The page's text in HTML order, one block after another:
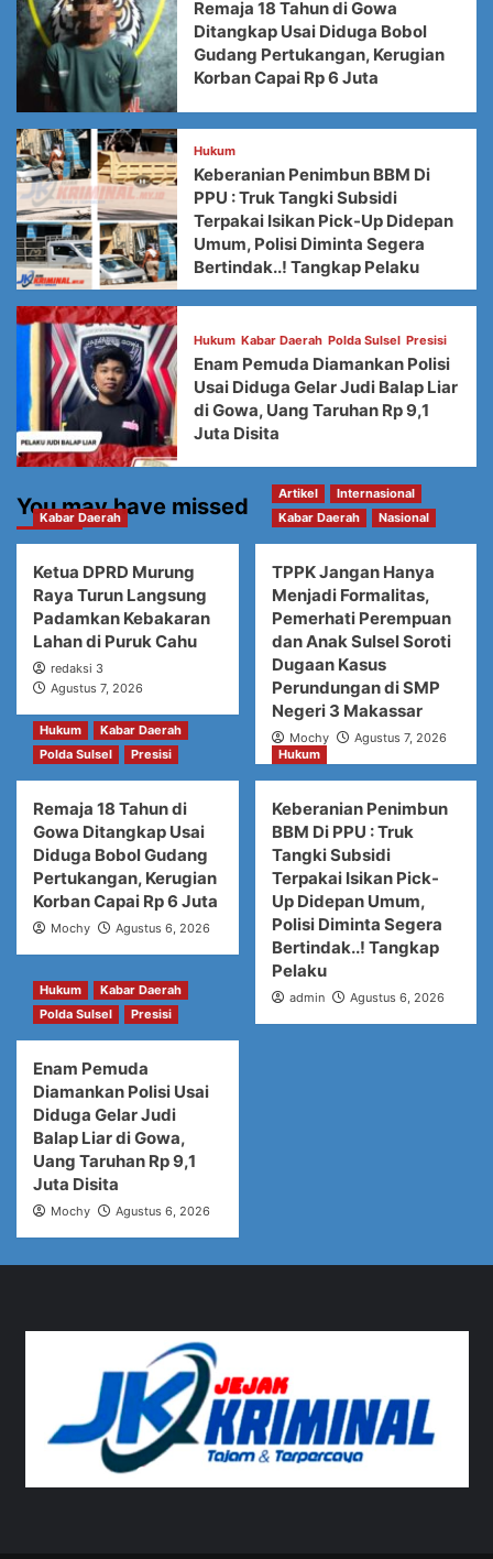
Remaja 18 Tahun di Gowa
Ditangkap Usai Diduga Bobol
Gudang Pertukangan, Kerugian
Korban Capai Rp 6 Juta
Hukum
Keberanian Penimbun BBM Di
PPU : Truk Tangki Subsidi
Terpakai Isikan Pick-Up Didepan
Umum, Polisi Diminta Segera
Bertindak..! Tangkap Pelaku
Hukum Kabar Daerah Polda Sulsel Presisi
Enam Pemuda Diamankan Polisi
Usai Diduga Gelar Judi Balap Liar
di Gowa, Uang Taruhan Rp 9,1
Juta Disita
You may have missed
Kabar Daerah
Ketua DPRD Murung
Raya Turun Langsung
Padamkan Kebakaran
Lahan di Puruk Cahu
redaksi 3
Agustus 7, 2026
Artikel
Internasional
Kabar Daerah
Nasional
TPPK Jangan Hanya
Menjadi Formalitas,
Pemerhati Perempuan
dan Anak Sulsel Soroti
Dugaan Kasus
Perundungan di SMP
Negeri 3 Makassar
Mochy Agustus 7, 2026
Hukum
Kabar Daerah
Polda Sulsel
Presisi
Remaja 18 Tahun di
Gowa Ditangkap Usai
Diduga Bobol Gudang
Pertukangan, Kerugian
Korban Capai Rp 6 Juta
Mochy Agustus 6, 2026
Hukum
Keberanian Penimbun
BBM Di PPU : Truk
Tangki Subsidi
Terpakai Isikan Pick-
Up Didepan Umum,
Polisi Diminta Segera
Bertindak..! Tangkap
Pelaku
admin Agustus 6, 2026
Hukum
Kabar Daerah
Polda Sulsel
Presisi
Enam Pemuda
Diamankan Polisi Usai
Diduga Gelar Judi
Balap Liar di Gowa,
Uang Taruhan Rp 9,1
Juta Disita
Mochy Agustus 6, 2026